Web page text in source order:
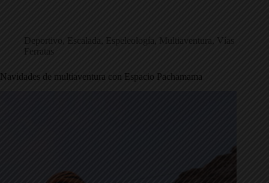
Deportivo , Escalada, Espeleología Multiaventura , Vías
Ferratas
Navidades de multiaventura con Espacio Pachamama